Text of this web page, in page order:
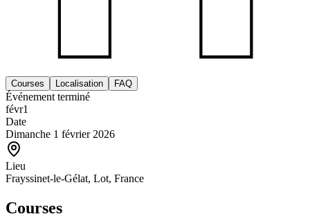
Courses Localisation FAQ
Événement terminé
févr1
Date
Dimanche 1 février 2026
Lieu
Frayssinet-le-Gélat, Lot, France
Courses